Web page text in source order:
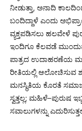
ನೀಡುತ್ತಾ, ಅನಾದಿ
ಬಂದಿದ್ದಾಳೆ ಎಂದು
ವ್ಯಕ್ತಪಡಿಸಲು ಹಲವೇಳೆ
ಇಂದಿಗೂ ಕೆಲವಡೆ
ಪಾತ್ರದ ಉದಾಹರಣೆಯ
ರೀತಿಯಲ್ಲಿ ಆಲೋಚಿಸುವ
ಮನಸ್ಥಿತಿಯ ಕೊರತೆ
ಸ್ವತ್ತಲ್ಲ; ಮಹಿಳೆ–ಪುರುಷ
ಸವಾಲುಗಳನ್ನು